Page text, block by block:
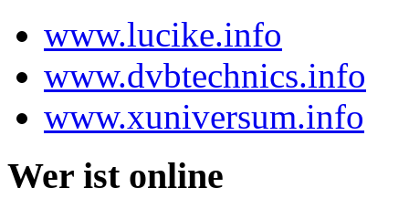
www.lucike.info
www.dvbtechnics.info
www.xuniversum.info
Wer ist online